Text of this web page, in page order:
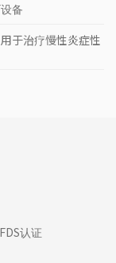
备
于治疗慢性炎症性
认证